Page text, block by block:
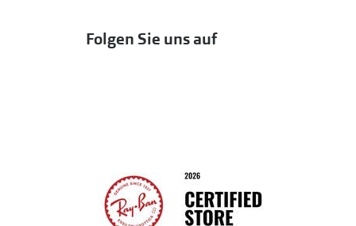
Folgen Sie uns auf